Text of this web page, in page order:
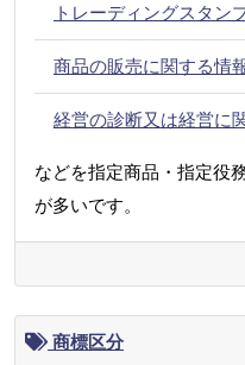
トレーディングスタン
商品の販売に関する情
経営の診断又は経営に
などを指定商品・指定役
が多いです。
商標区分